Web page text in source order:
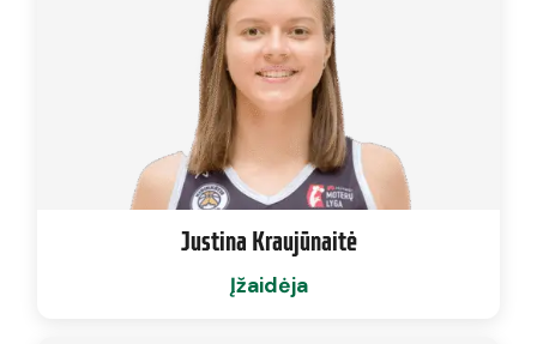
Justina Kraujūnaitė
Įžaidėja